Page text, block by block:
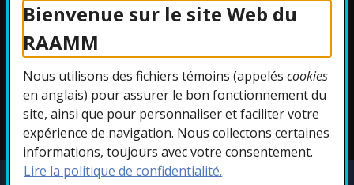
Bienvenue sur le site Web du
RAAMM
Nous utilisons des fichiers témoins (appeléscookies
en anglais) pour assurer le bon fonctionnement du
site, ainsi que pour personnaliser et faciliter votre
expérience de navigation. Nous collectons certaines
informations, toujours avec votre consentement.
Lire la politique de confidentialité.
Protection des
renseignements
Accessibilité